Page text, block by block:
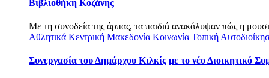
Βιβλιοθήκη Κοζάνης
Με τη συνοδεία της άρπας, τα παιδιά ανακάλυψαν πώς η
Αθλητικά Κεντρική Μακεδονία Κοινωνία Τοπική
Συνεργασία του Δημάρχου Κιλκίς με το νέο Διοικητικό